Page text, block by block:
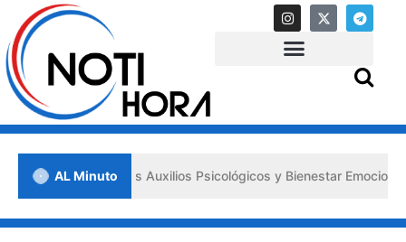
AL Minuto
los «Primeros Auxilios Psicológicos y Bienestar Emocional» ante